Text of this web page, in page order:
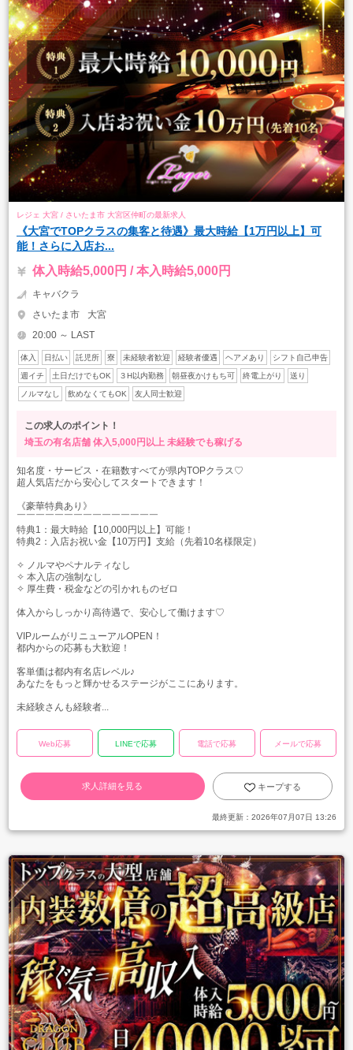
レジェ 大宮 / さいたま市 大宮区仲町の最新求人
《大宮でTOPクラスの集客と待遇》最大時給【1万円以上】可
能！さらに入店お...
体入時給5,000円 / 本入時給5,000円
キャバクラ
さいたま市
大宮
20:00 ～ LAST
体入 日払い 託児所 寮 未経験者歓迎 経験者優遇 ヘアメあり シフト自己申告
週イチ 土日だけでもOK ３H以内勤務 朝昼夜かけもち可 終電上がり 送り
ノルマなし 飲めなくてもOK 友人同士歓迎
この求人のポイント！
埼玉の有名店舗 体入5,000円以上 未経験でも稼げる
知名度・サービス・在籍数すべてが県内TOPクラス♡
超人気店だから安心してスタートできます！
《豪華特典あり》
￣￣￣￣￣￣￣￣￣￣￣￣￣￣￣
特典1：最大時給【10,000円以上】可能！
特典2：入店お祝い金【10万円】支給（先着10名様限定）
✧ ノルマやペナルティなし
✧ 本入店の強制なし
✧ 厚生費・税金などの引かれものゼロ
体入からしっかり高待遇で、安心して働けます♡
VIPルームがリニューアルOPEN！
都内からの応募も大歓迎！
客単価は都内有名店レベル♪
あなたをもっと輝かせるステージがここにあります。
未経験さんも経験者...
Web応募 LINEで応募 電話で応募 メールで応募
求人詳細を見る キープする
最終更新： 2026年07月07日 13:26